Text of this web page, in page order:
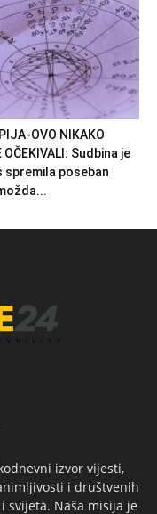
OVO NIKAKO
OČEKIVALI: Sudbina je
spremila poseban
izvor vijesti,
i društvenih
svijeta. Naša misija je